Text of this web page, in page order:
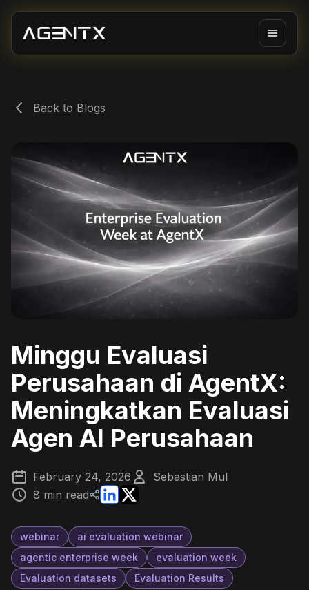
Back to Blogs
Minggu Evaluasi
Perusahaan di AgentX:
Meningkatkan Evaluasi
Agen AI Perusahaan
February 24, 2026
Sebastian Mul
8 min read
webinar
ai evaluation webinar
agentic enterprise week
evaluation week
Evaluation datasets
Evaluation Results